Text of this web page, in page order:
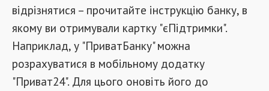
відрізнятися – прочитайте інструкцію банку, в
якому ви отримували картку "єПідтримки".
Наприклад, у "ПриватБанку" можна
розрахуватися в мобільному додатку
"Приват24". Для цього оновіть його до